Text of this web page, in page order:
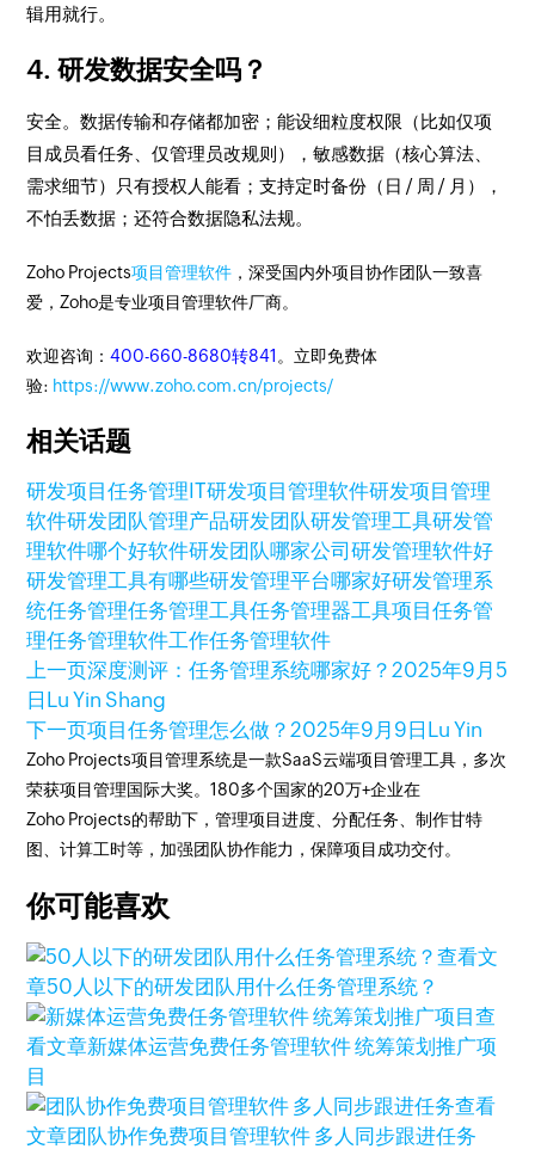
辑用就行。
4. 研发数据安全吗？
安全。数据传输和存储都加密；能设细粒度权限（比如仅项
目成员看任务、仅管理员改规则），敏感数据（核心算法、
需求细节）只有授权人能看；支持定时备份（日 / 周 / 月），
不怕丢数据；还符合数据隐私法规。
Zoho Projects项目管理软件 ，深受国内外项目协作团队一致喜
爱，Zoho是专业项目管理软件厂商。
欢迎咨询：400-660-8680转841 。立即免费体
验: https://www.zoho.com.cn/projects/
相关话题
研发项目任务管理 IT研发项目管理软件研发项目管理
软件研发团队管理产品研发团队研发管理工具研发管
理软件哪个好软件研发团队哪家公司研发管理软件好
研发管理工具有哪些研发管理平台哪家好研发管理系
统任务管理任务管理工具任务管理器工具项目任务管
理任务管理软件工作任务管理软件
上一页深度测评：任务管理系统哪家好？2025年9月5
日 Lu Yin Shang
下一页项目任务管理怎么做？2025年9月9日 Lu Yin
Zoho Projects项目管理系统是一款SaaS云端项目管理工具，多次
荣获项目管理国际大奖。180多个国家的20万+企业在
Zoho Projects的帮助下，管理项目进度、分配任务、制作甘特
图、计算工时等，加强团队协作能力，保障项目成功交付。
你可能喜欢
查看文
章50人以下的研发团队用什么任务管理系统？
查
看文章新媒体运营免费任务管理软件 统筹策划推广项
目
查看
文章团队协作免费项目管理软件 多人同步跟进任务